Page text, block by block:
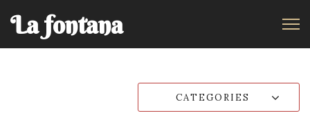
La fontana
CATEGORIES